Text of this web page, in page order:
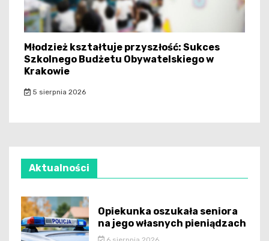
Młodzież kształtuje przyszłość: Sukces
Szkolnego Budżetu Obywatelskiego w
Krakowie
5 sierpnia 2026
Aktualności
Opiekunka oszukała seniora
na jego własnych pieniądzach